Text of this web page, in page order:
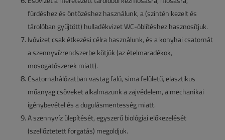
fürdéshez és öntözéshez használunk, a (szintén kezelt és
tárolóban gyűjtött) hulladékvizet WC-öblítéshez hasznosítjuk.
Ivóvizet csak étkezési célra használunk, és a konyhai csatornát
a szennyvízrendszerbe kötjük (az ételmaradékok,
mosogatószerek miatt).
Csatornahálózatban vastag falú, sima felületű, elasztikus
műanyag csöveket alkalmazunk a zajvédelem, a mechanikai
igénybevétel és a dugulásmentesség miatt.
A szennyvíz ülepítését, egyszerű biológiai előkezelését
(szellőztetett forgatás) megoldjuk.